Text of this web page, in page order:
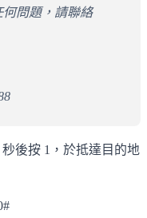
何問題，請聯絡
後按 1，於抵達目的地